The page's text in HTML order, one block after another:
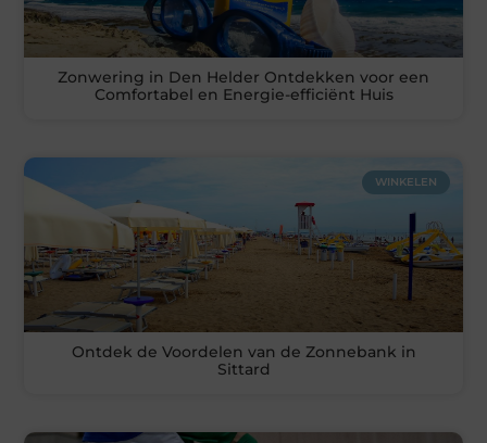
Zonwering in Den Helder Ontdekken voor een
Comfortabel en Energie-efficiënt Huis
WINKELEN
Ontdek de Voordelen van de Zonnebank in
Sittard